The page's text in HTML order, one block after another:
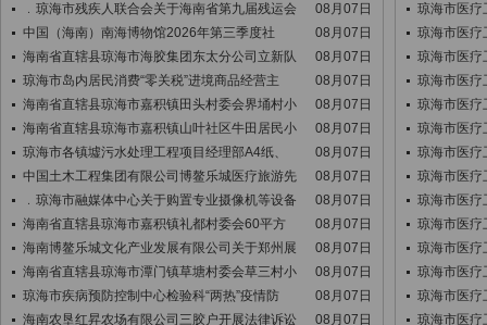
﹒琼海市残疾人联合会关于海南省第九届残运会
08月07日
中国（海南）南海博物馆2026年第三季度社
08月07日
海南省直辖县琼海市海胶集团东太分公司立新队
08月07日
琼海市岛内居民消费“零关税”进境商品经营主
08月07日
海南省直辖县琼海市嘉积镇田头村委会界埇村小
08月07日
海南省直辖县琼海市嘉积镇山叶社区牛田居民小
08月07日
琼海市各镇墟污水处理工程项目经理部A4纸、
08月07日
中国土木工程集团有限公司博鳌乐城医疗旅游先
08月07日
﹒琼海市融媒体中心关于购置专业摄像机等设备
08月07日
海南省直辖县琼海市嘉积镇礼都村委会60平方
08月07日
海南博鳌乐城文化产业发展有限公司关于郑州展
08月07日
海南省直辖县琼海市潭门镇草塘村委会草三村小
08月07日
琼海市疾病预防控制中心检验科“两热”疫情防
08月07日
海南农垦红昇农场有限公司三胶户开展法律诉讼
08月07日
琼海市医疗
琼海市医疗
琼海市医疗
琼海市医疗
琼海市医疗
琼海市医疗
琼海市医疗
琼海市医疗
琼海市医疗
琼海市医疗
琼海市医疗
琼海市医疗
琼海市医疗
琼海市医疗